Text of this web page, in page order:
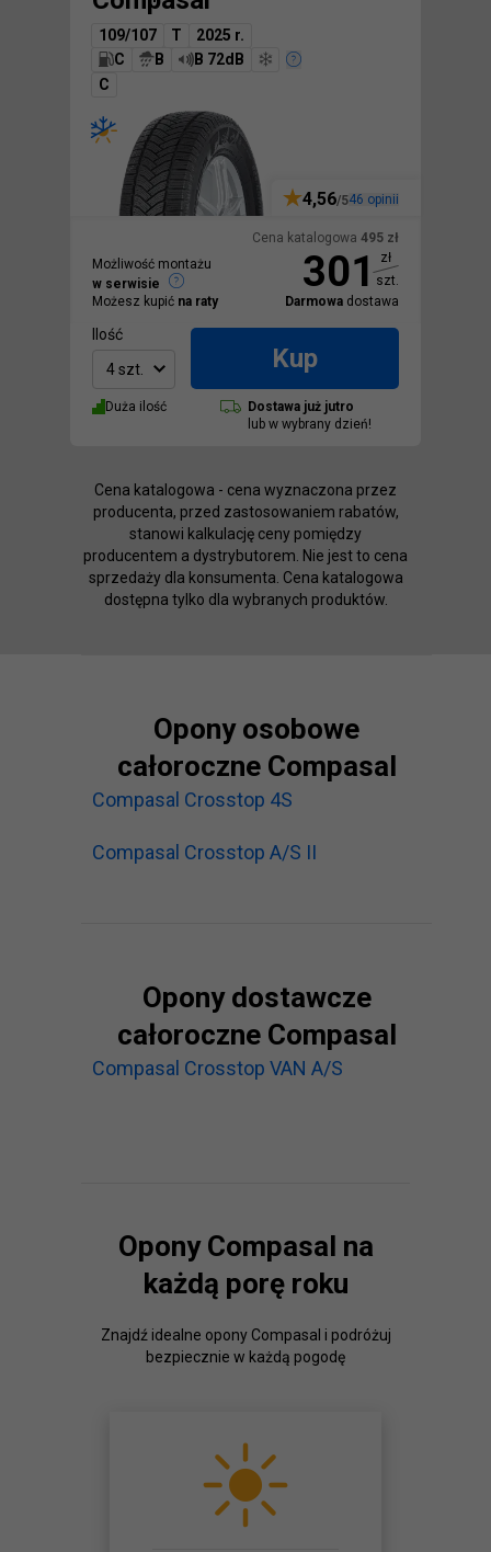
109/107 T
2025 r.
C
B
B 72dB
C
Cena katalogowa 495 zł
301 zł
szt.
Darmowa dostawa
4,56/546 opinii
Możliwość montażu
w serwisie
Możesz kupić na raty
Ilość
4 szt.
Kup
Duża ilość Dostawa już jutro
lub w wybrany dzień!
Cena katalogowa - cena wyznaczona przez
producenta, przed zastosowaniem rabatów,
stanowi kalkulację ceny pomiędzy
producentem a dystrybutorem. Nie jest to cena
sprzedaży dla konsumenta. Cena katalogowa
dostępna tylko dla wybranych produktów.
Opony osobowe
całoroczne Compasal
Compasal Crosstop 4S
Compasal Crosstop A/S II
Opony dostawcze
całoroczne Compasal
Compasal Crosstop VAN A/S
Opony Compasal na
każdą porę roku
Znajdź idealne opony Compasal i podróżuj
bezpiecznie w każdą pogodę